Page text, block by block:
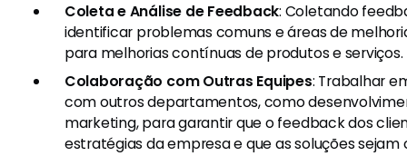
Coleta e Análise de Feedback: Coletando
identificar problemas comuns e áreas de
para melhorias contínuas de produtos e serviços.
Colaboração com Outras Equipes: Trabalhar
com outros departamentos, como
marketing, para garantir que o feedback dos
estratégias da empresa e que as soluções